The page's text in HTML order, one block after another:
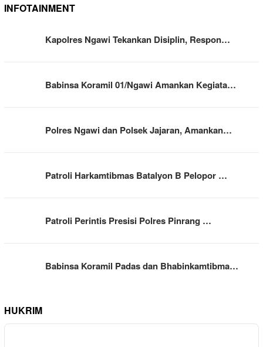
INFOTAINMENT
Kapolres Ngawi Tekankan Disiplin, Respon…
Babinsa Koramil 01/Ngawi Amankan Kegiata…
Polres Ngawi dan Polsek Jajaran, Amankan…
Patroli Harkamtibmas Batalyon B Pelopor …
Patroli Perintis Presisi Polres Pinrang …
Babinsa Koramil Padas dan Bhabinkamtibma…
HUKRIM